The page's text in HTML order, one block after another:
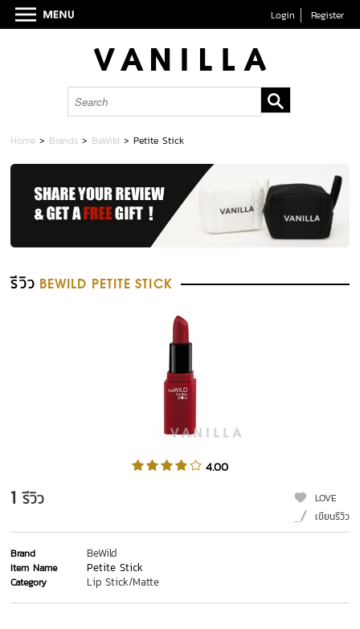
Login Register
Home > Brands > BeWild >Petite Stick
รีวิว BEWILD PETITE STICK
4.00
1 รีวิว
LOVE
เขียนรีวิว
Brand BeWild
Item Name Petite Stick
Category Lip Stick/Matte